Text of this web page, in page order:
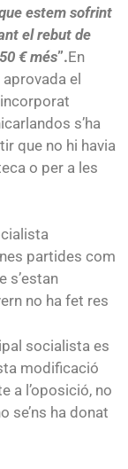
estem sofrint
el rebut de
€ més”.En
el
s’ha
que no hi havia
o per a les
partides com
s’estan
no ha fet res
socialista es
modificació
a l’oposició, no
se’ns ha donat